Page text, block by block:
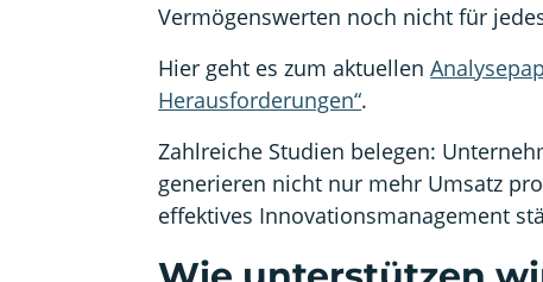
Vermögenswerten noch nicht für
Hier geht es zum aktuellen
Herausforderungen“.
Zahlreiche Studien belegen:
generieren nicht nur mehr Umsatz
effektives Innovationsmanagement